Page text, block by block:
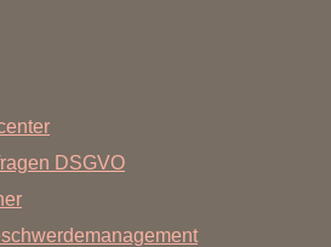
DSGVO